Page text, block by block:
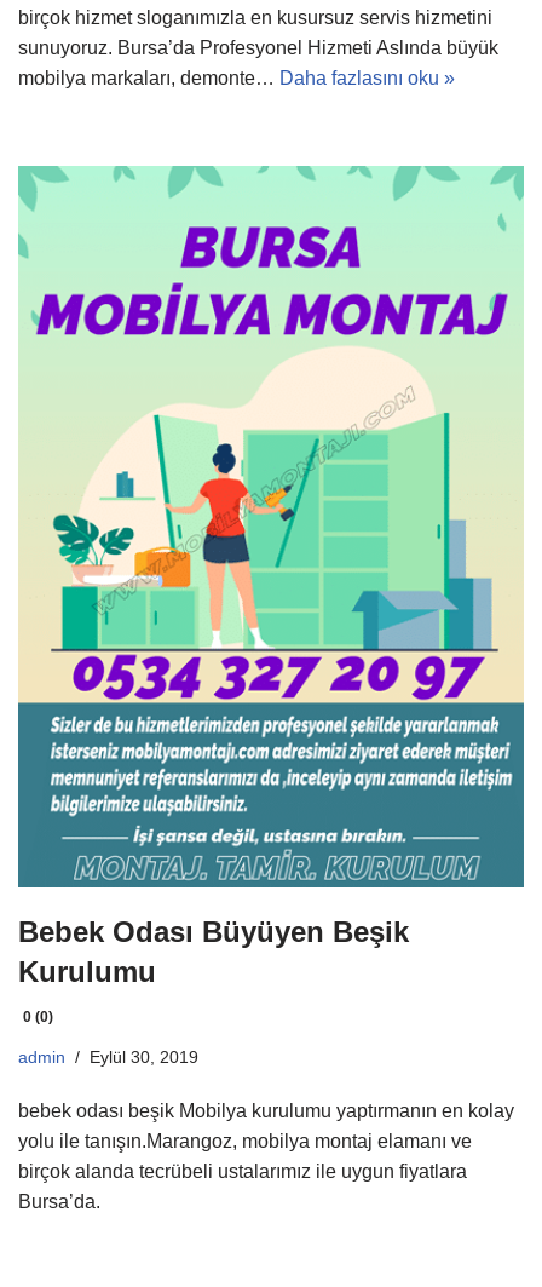
birçok hizmet sloganımızla en kusursuz servis hizmetini
sunuyoruz. Bursa’da Profesyonel Hizmeti Aslında büyük
mobilya markaları, demonte… Daha fazlasını oku »
Bebek Odası Büyüyen Beşik
Kurulumu
0 (0)
admin Eylül 30, 2019
bebek odası beşik Mobilya kurulumu yaptırmanın en kolay
yolu ile tanışın.Marangoz, mobilya montaj elamanı ve
birçok alanda tecrübeli ustalarımız ile uygun fiyatlara
Bursa’da.